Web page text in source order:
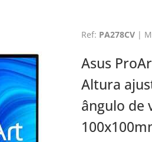
Ref: PA278CV|
Asus
Altura
ângulo de